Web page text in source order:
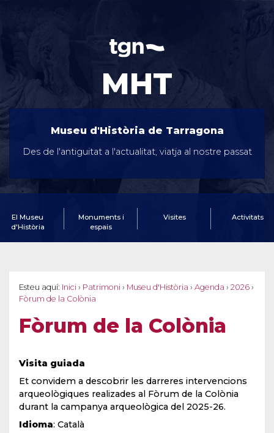
MHT
Museu d'Història de Tarragona
Des de l'antiguitat a l'actualitat, viatja al nostre passat
El Museu
d'Història
Monuments i
espais
Visites Activitats
Esteu aquí: Inici › Patrimoni › Museu d'Història › Agenda › 2026 ›
Fòrum de la Colònia
Fòrum de la Colònia
Visita guiada
Et convidem a descobrir les darreres intervencions
arqueològiques realizades al Fòrum de la Colònia
durant la campanya arqueològica del 2025-26.
Idioma: Català